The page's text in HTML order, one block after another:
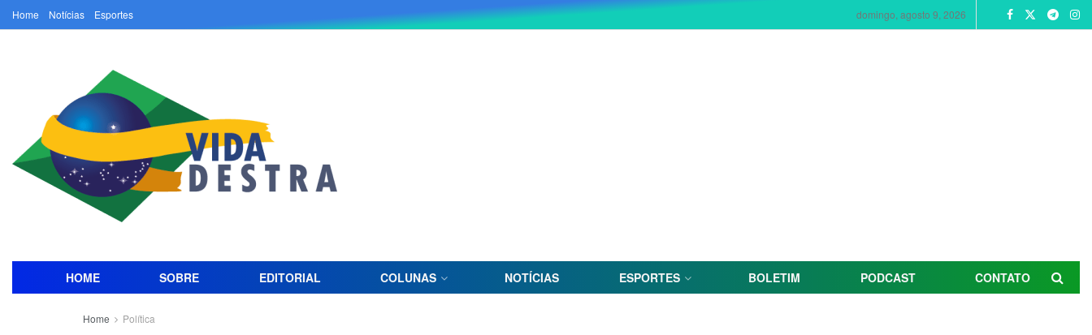
Home Notícias Esportes domingo, agosto 9, 2026
HOME SOBRE EDITORIAL COLUNAS NOTÍCIAS ESPORTES BOLETIM PODCAST CONTATO
Home Política